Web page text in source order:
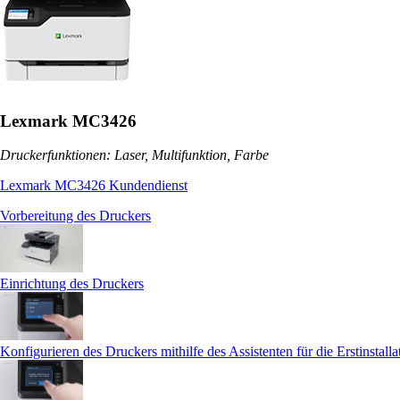
Lexmark MC3426
Druckerfunktionen: Laser, Multifunktion, Farbe
Lexmark MC3426 Kundendienst
Vorbereitung des Druckers
Einrichtung des Druckers
Konfigurieren des Druckers mithilfe des Assistenten für die